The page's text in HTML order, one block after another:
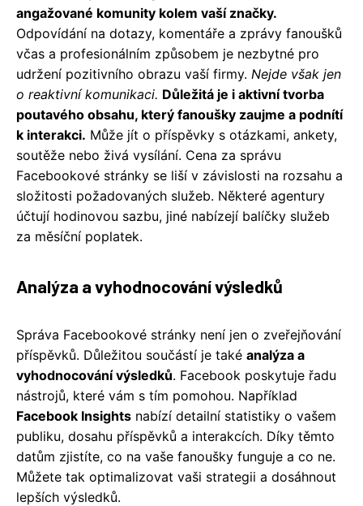
angažované komunity kolem vaší značky.
Odpovídání na dotazy, komentáře a zprávy fanoušků
včas a profesionálním způsobem je nezbytné pro
udržení pozitivního obrazu vaší firmy. Nejde však jen
o reaktivní komunikaci. Důležitá je i aktivní tvorba
poutavého obsahu, který fanoušky zaujme a podnítí
k interakci. Může jít o příspěvky s otázkami, ankety,
soutěže nebo živá vysílání. Cena za správu
Facebookové stránky se liší v závislosti na rozsahu a
složitosti požadovaných služeb. Některé agentury
účtují hodinovou sazbu, jiné nabízejí balíčky služeb
za měsíční poplatek.
Analýza a vyhodnocování výsledků
Správa Facebookové stránky není jen o zveřejňování
příspěvků. Důležitou součástí je také analýza a
vyhodnocování výsledků. Facebook poskytuje řadu
nástrojů, které vám s tím pomohou. Například
Facebook Insights nabízí detailní statistiky o vašem
publiku, dosahu příspěvků a interakcích. Díky těmto
datům zjistíte, co na vaše fanoušky funguje a co ne.
Můžete tak optimalizovat vaši strategii a dosáhnout
lepších výsledků.